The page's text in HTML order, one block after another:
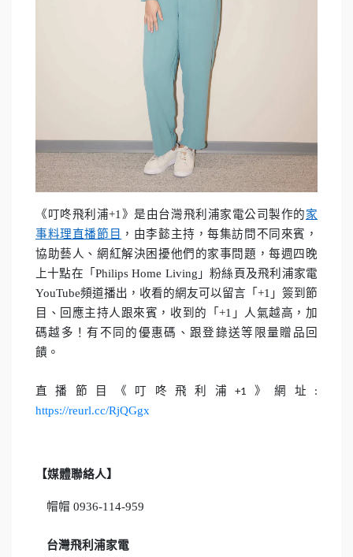
《叮咚飛利浦+1 》是由台灣飛利浦家電公司製作的家
事料理直播節目 ，由李懿主持，每集訪問不同來賓，
協助藝人、網紅解決困擾他們的家事問題，每週四晚
上十點在「Philips Home Living 」粉絲頁及飛利浦家電
YouTube頻道播出，收看的網友可以留言「 +1 」簽到節
目、回應主持人跟來賓，收到的「+1 」人氣越高，加
碼越多！有不同的優惠碼、跟登錄送等限量贈品回
饋。
直播節目《叮咚飛利浦 +1 》網址 :
https://reurl.cc/RjQGgx
【媒體聯絡人】
帽帽 0936-114-959
台灣飛利浦家電